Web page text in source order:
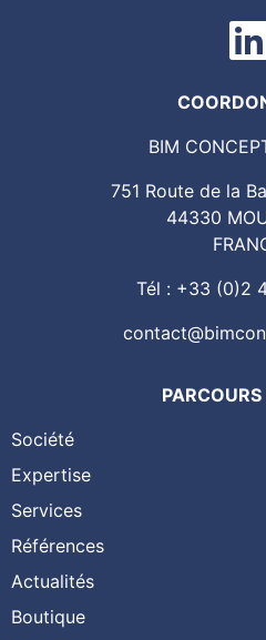
BIM
751 Route de la
44330
Tél : +33 (0)2
Société
Expertise
Services
Références
Actualités
Boutique